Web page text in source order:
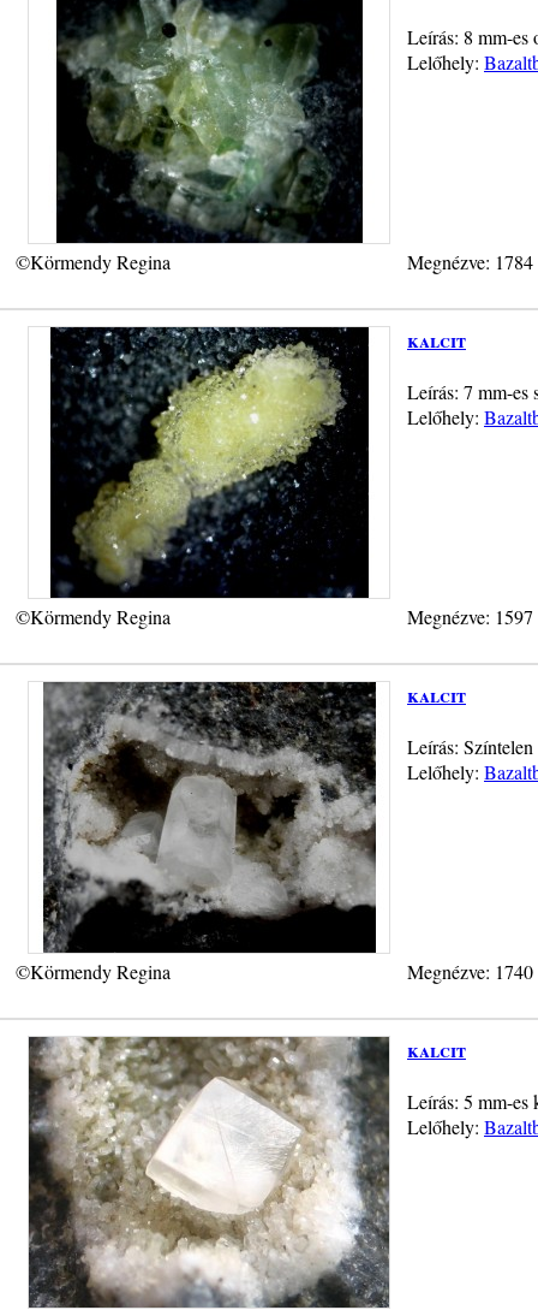
Leírás: 8 mm-es
Lelőhely:
©Körmendy Regina Megnézve:
kalcit
Leírás: 7 mm-es
Lelőhely:
©Körmendy Regina Megnézve:
kalcit
Leírás:
Lelőhely:
©Körmendy Regina Megnézve:
kalcit
Leírás: 5 mm-es
Lelőhely: